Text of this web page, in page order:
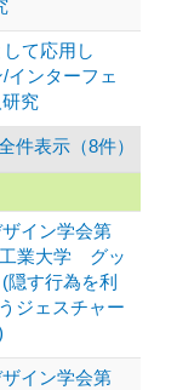
て応用し
インターフェ
究
件表示（8件）
イン学会第
業大学 グッ
隠す行為を利
ジェスチャー
イン学会第